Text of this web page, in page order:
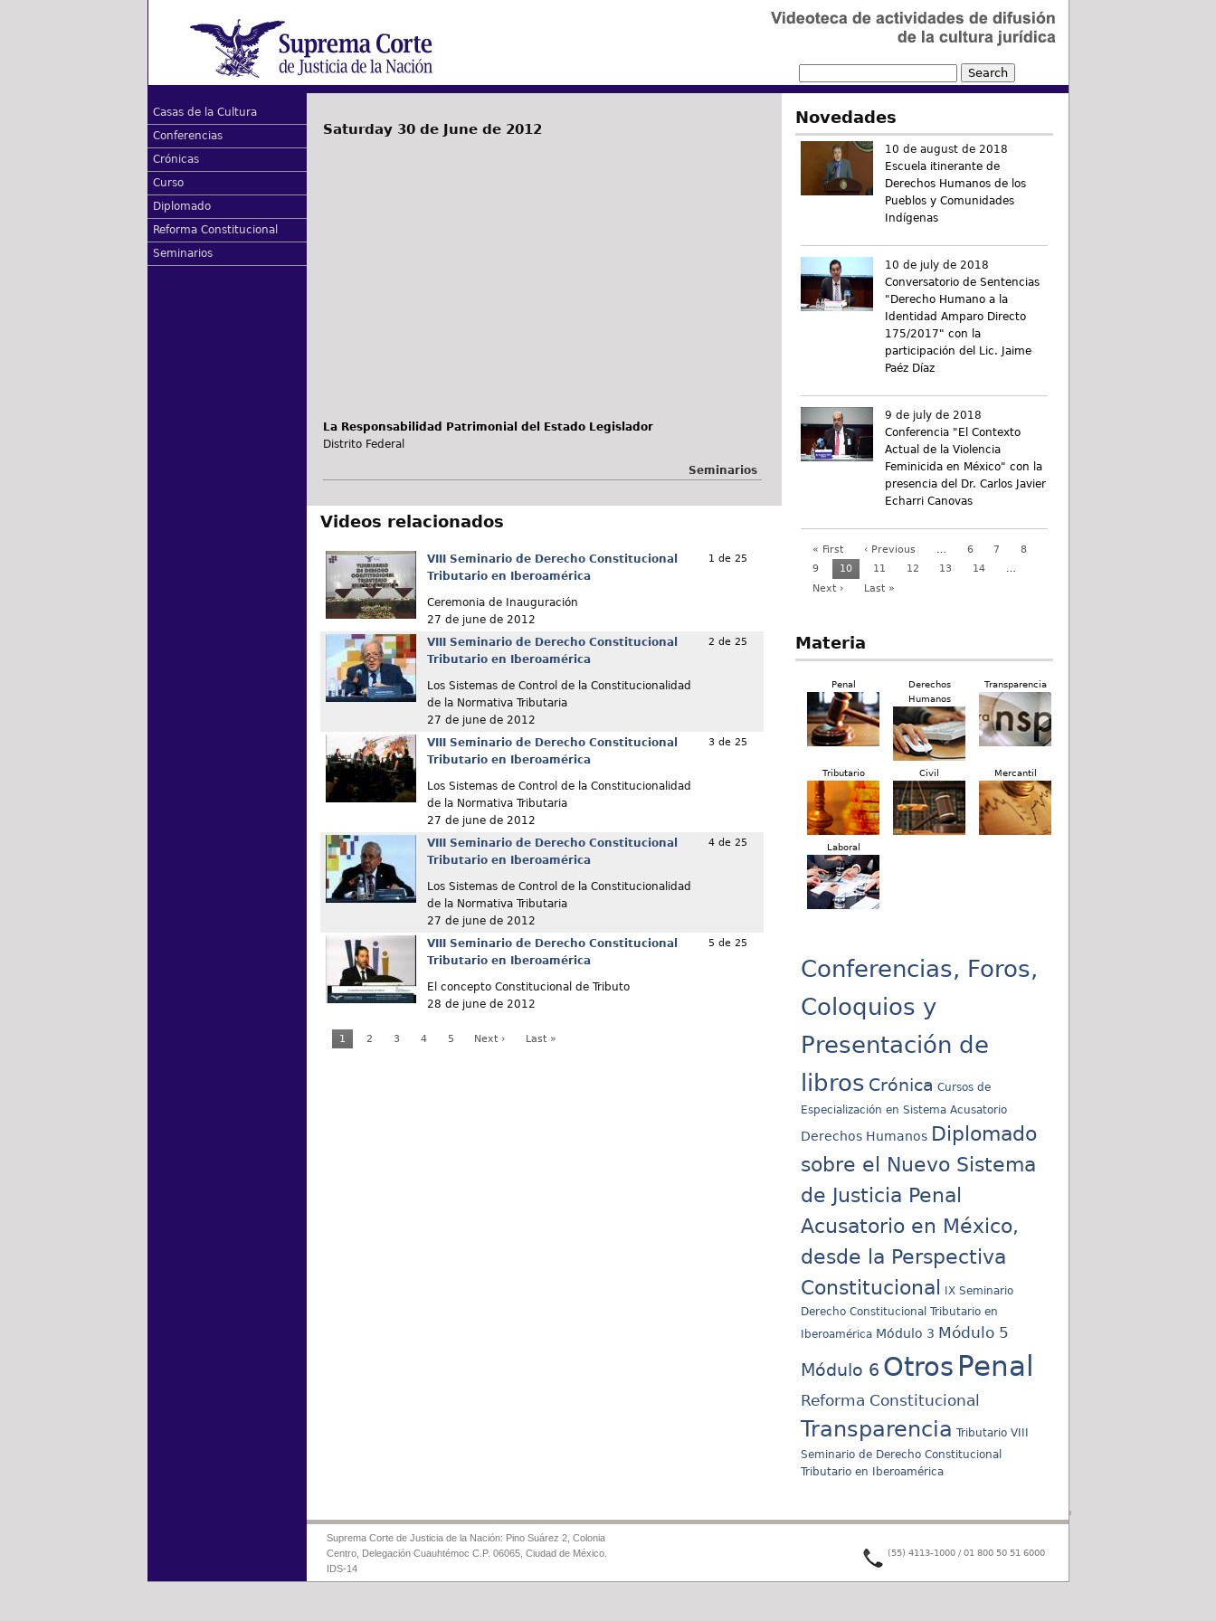
Casas de la Cultura
Conferencias
Crónicas
Curso
Diplomado
Reforma Constitucional
Seminarios
Saturday 30 de June de 2012
La Responsabilidad Patrimonial del Estado Legislador
Distrito Federal
Seminarios
Videos relacionados
VIII Seminario de Derecho Constitucional
Tributario en Iberoamérica
Ceremonia de Inauguración
27 de june de 2012
1 de 25
VIII Seminario de Derecho Constitucional
Tributario en Iberoamérica
Los Sistemas de Control de la Constitucionalidad
de la Normativa Tributaria
27 de june de 2012
2 de 25
VIII Seminario de Derecho Constitucional
Tributario en Iberoamérica
Los Sistemas de Control de la Constitucionalidad
de la Normativa Tributaria
27 de june de 2012
3 de 25
VIII Seminario de Derecho Constitucional
Tributario en Iberoamérica
Los Sistemas de Control de la Constitucionalidad
de la Normativa Tributaria
27 de june de 2012
4 de 25
VIII Seminario de Derecho Constitucional
Tributario en Iberoamérica
El concepto Constitucional de Tributo
28 de june de 2012
5 de 25
1 2 3 4 5 Next › Last »
Novedades
10 de august de 2018
Escuela itinerante de
Derechos Humanos de los
Pueblos y Comunidades
Indígenas
10 de july de 2018
Conversatorio de Sentencias
"Derecho Humano a la
Identidad Amparo Directo
175/2017" con la
participación del Lic. Jaime
Paéz Díaz
9 de july de 2018
Conferencia "El Contexto
Actual de la Violencia
Feminicida en México" con la
presencia del Dr. Carlos Javier
Echarri Canovas
« First ‹ Previous … 6 7
8
9
10 11 12 13 14
…
Next ›
Last »
Materia
Penal
Derechos
Humanos
Transparencia
Tributario Civil Mercantil
Laboral
Conferencias, Foros,
Coloquios y
Presentación de
libros Crónica Cursos de
Especialización en Sistema Acusatorio
Derechos Humanos Diplomado
sobre el Nuevo Sistema
de Justicia Penal
Acusatorio en México,
desde la Perspectiva
Constitucional
IX Seminario
Derecho Constitucional Tributario en
Iberoamérica Módulo 3 Módulo 5
Módulo 6 Otros Penal
Reforma Constitucional
Transparencia Tributario VIII
Seminario de Derecho Constitucional
Tributario en Iberoamérica
Suprema Corte de Justicia de la Nación: Pino Suárez 2, Colonia
Centro, Delegación Cuauhtémoc C.P. 06065, Ciudad de México.
IDS-14
(55) 4113-1000 / 01 800 50 51 6000